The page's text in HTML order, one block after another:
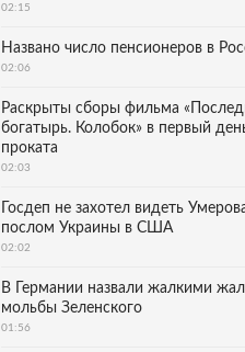
02:15
Названо число пенсионеров в
02:06
Раскрыты сборы фильма
богатырь. Колобок» в первый
проката
02:03
Госдеп не захотел видеть
послом Украины в США
02:02
В Германии назвали жалкими
мольбы Зеленского
01:56